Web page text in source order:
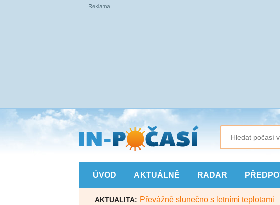
Přejít
na
hlavní
obsah
ÚVOD AKTUÁLNĚ RADAR
AKTUALITA: Převážně slunečno s letními teplotami